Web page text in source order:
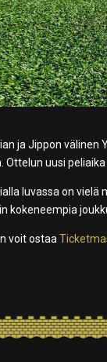
ja Jippon välinen
Ottelun uusi
luvassa on vielä
kokeneempia
voit ostaa